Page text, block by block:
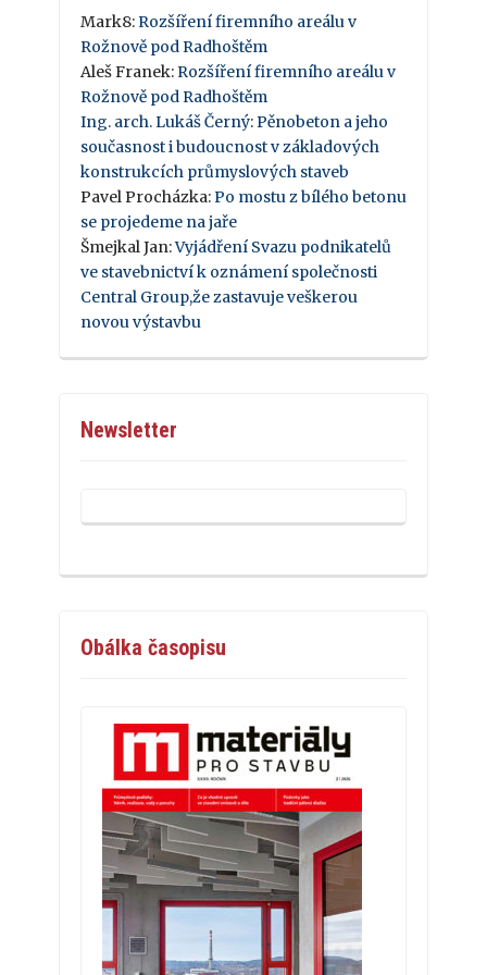
Mark8: Rozšíření firemního areálu v
Rožnově pod Radhoštěm
Aleš Franek: Rozšíření firemního areálu v
Rožnově pod Radhoštěm
Ing. arch. Lukáš Černý: Pěnobeton a jeho
současnost i budoucnost v základových
konstrukcích průmyslových staveb
Pavel Procházka: Po mostu z bílého betonu
se projedeme na jaře
Šmejkal Jan:Vyjádření Svazu podnikatelů
ve stavebnictví k oznámení společnosti
Central Group,že zastavuje veškerou
novou výstavbu
Newsletter
Obálka časopisu